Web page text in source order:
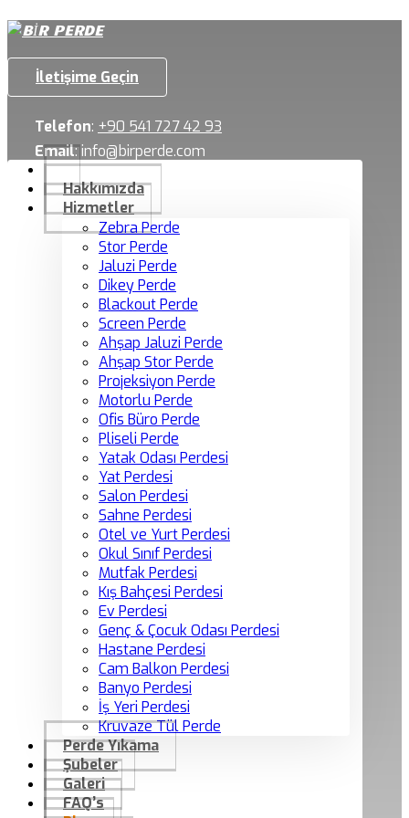
İletişime Geçin
Telefon: +90 541 727 42 93
Email:info@birperde.com
Hakkımızda
Hizmetler
Zebra Perde
Stor Perde
Jaluzi Perde
Dikey Perde
Blackout Perde
Screen Perde
Ahşap Jaluzi Perde
Ahşap Stor Perde
Projeksiyon Perde
Motorlu Perde
Ofis Büro Perde
Pliseli Perde
Yatak Odası Perdesi
Yat Perdesi
Salon Perdesi
Sahne Perdesi
Otel ve Yurt Perdesi
Okul Sınıf Perdesi
Mutfak Perdesi
Kış Bahçesi Perdesi
Ev Perdesi
Genç & Çocuk Odası Perdesi
Hastane Perdesi
Cam Balkon Perdesi
Banyo Perdesi
İş Yeri Perdesi
Kruvaze Tül Perde
Perde Yıkama
Şubeler
Galeri
FAQ’s